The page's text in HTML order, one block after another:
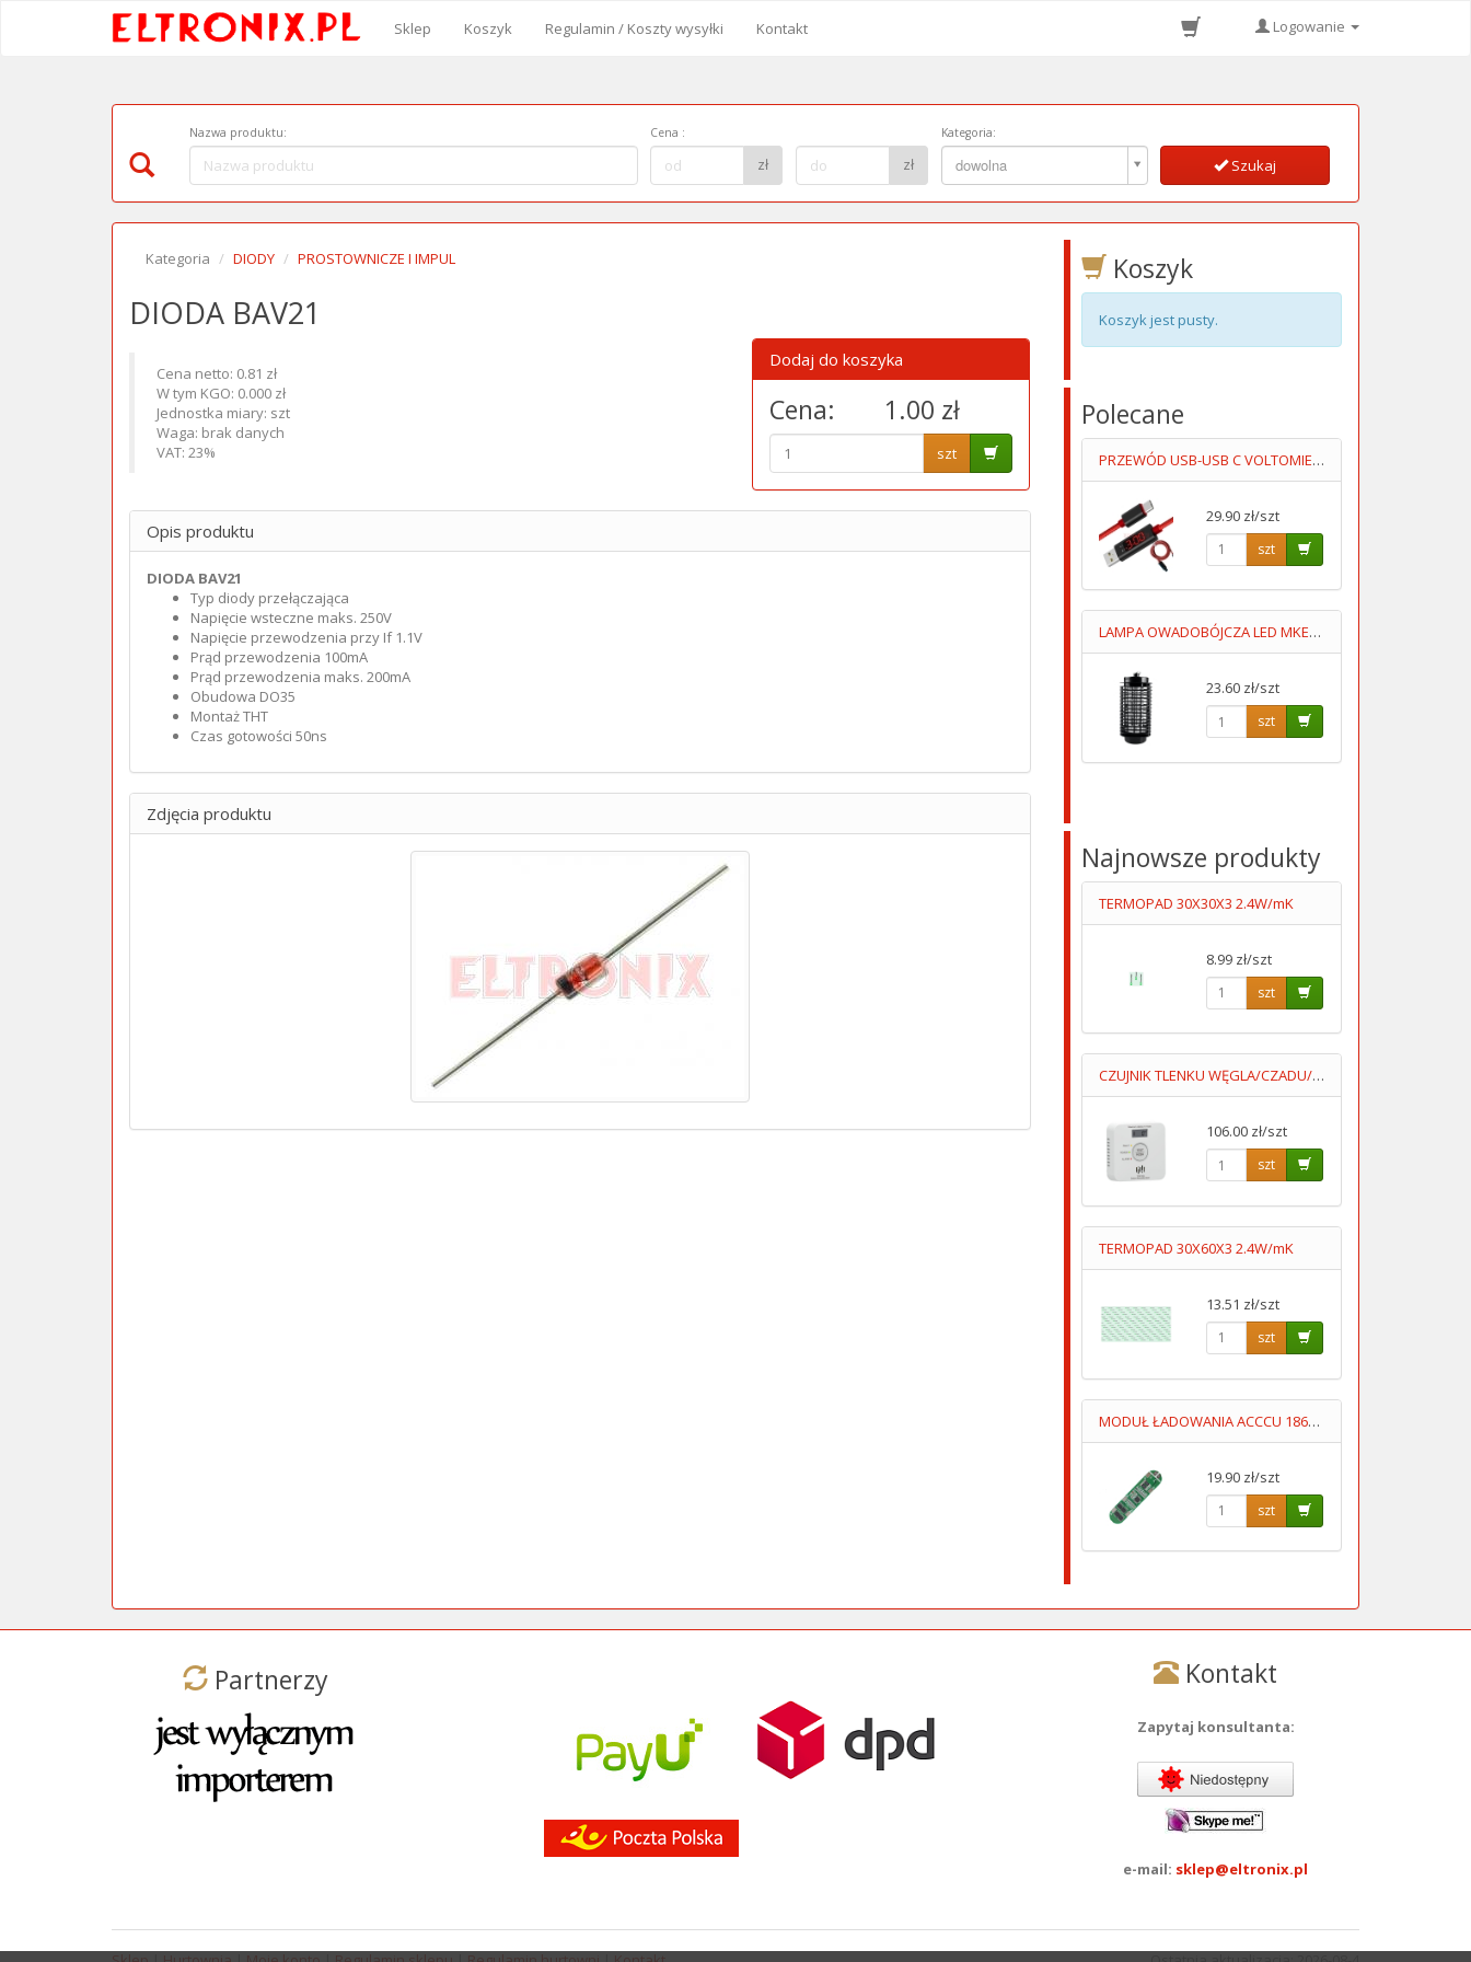
Sklep Koszyk Regulamin / Koszty wysyłki Kontakt Logowanie
Nazwa produktu: Cena od
:
zł
do:
zł
Kategoria:
dowolna
Kategoria:
Szukaj
Kategoria DIODY PROSTOWNICZE I IMPUL
DIODA BAV21
Cena netto: 0.81 zł
W tym KGO: 0.000 zł
Jednostka miary: szt
Waga: brak danych
VAT: 23%
Dodaj do koszyka
Cena: 1.00 zł
szt
Opis produktu
DIODA BAV21
Typ diody przełączająca
Napięcie wsteczne maks. 250V
Napięcie przewodzenia przy If 1.1V
Prąd przewodzenia 100mA
Prąd przewodzenia maks. 200mA
Obudowa DO35
Montaż THT
Czas gotowości 50ns
Zdjęcia produktu
Koszyk
Koszyk jest pusty.
Polecane
PRZEWÓD USB-USB C VOLTOMIERZ+AMPEROMIERZ 1M
29.90 zł/szt
szt
LAMPA OWADOBÓJCZA LED MKE001 MOC 1.2W OBSZAR 30m2
23.60 zł/szt
szt
Najnowsze produkty
TERMOPAD 30X30X3 2.4W/mK
8.99 zł/szt
szt
CZUJNIK TLENKU WĘGLA/CZADU/DCA004 Z WYŚWIETLACZEM 2XAA LUMIO
106.00 zł/szt
szt
TERMOPAD 30X60X3 2.4W/mK
13.51 zł/szt
szt
MODUŁ ŁADOWANIA ACCCU 18650 4S TYP02-MODUŁ OCHRONY ACCU 14.8
19.90 zł/szt
szt
Partnerzy Kontakt
Zapytaj konsultanta:
e-mail: sklep@eltronix.pl